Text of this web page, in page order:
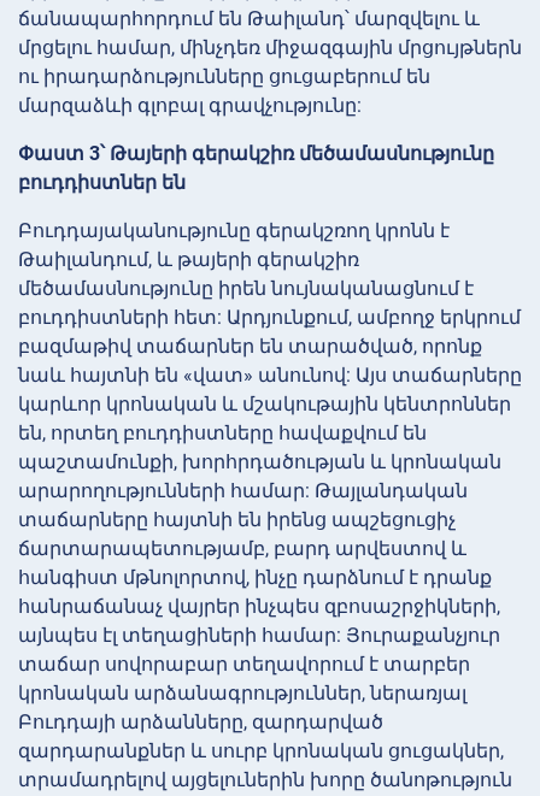
ճանապարհորդում են Թաիլանդ՝ մարզվելու և
մրցելու համար, մինչդեռ միջազգային մրցույթներն
ու իրադարձությունները ցուցաբերում են
մարզաձևի գլոբալ գրավչությունը:
Փաստ 3՝ Թայերի գերակշիռ մեծամասնությունը
բուդդիստներ են
Բուդդայականությունը գերակշռող կրոնն է
Թաիլանդում, և թայերի գերակշիռ
մեծամասնությունը իրեն նույնականացնում է
բուդդիստների հետ: Արդյունքում, ամբողջ երկրում
բազմաթիվ տաճարներ են տարածված, որոնք
նաև հայտնի են «վատ» անունով: Այս տաճարները
կարևոր կրոնական և մշակութային կենտրոններ
են, որտեղ բուդդիստները հավաքվում են
պաշտամունքի, խորհրդածության և կրոնական
արարողությունների համար: Թայլանդական
տաճարները հայտնի են իրենց ապշեցուցիչ
ճարտարապետությամբ, բարդ արվեստով և
հանգիստ մթնոլորտով, ինչը դարձնում է դրանք
հանրաճանաչ վայրեր ինչպես զբոսաշրջիկների,
այնպես էլ տեղացիների համար: Յուրաքանչյուր
տաճար սովորաբար տեղավորում է տարբեր
կրոնական արձանագրություններ, ներառյալ
Բուդդայի արձանները, զարդարված
զարդարանքներ և սուրբ կրոնական ցուցակներ,
տրամադրելով այցելուներին խորը ծանոթություն